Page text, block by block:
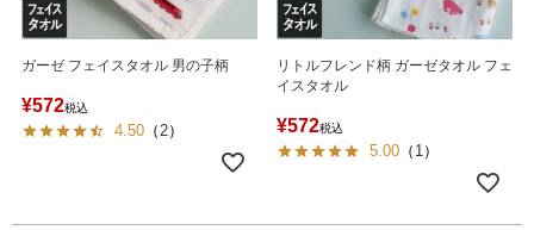
ガーゼ フェイスタオル 男の子柄
¥572税込
4.50 （ 2）
リトルフレンド柄 ガーゼタオル フェ
イスタオル
¥572税込
5.00 （ 1 ）